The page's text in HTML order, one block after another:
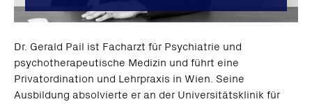
Dr. Gerald Pail ist Facharzt für Psychiatrie und
psychotherapeutische Medizin und führt eine
Privatordination und Lehrpraxis in Wien. Seine
Ausbildung absolvierte er an der Universitätsklinik für